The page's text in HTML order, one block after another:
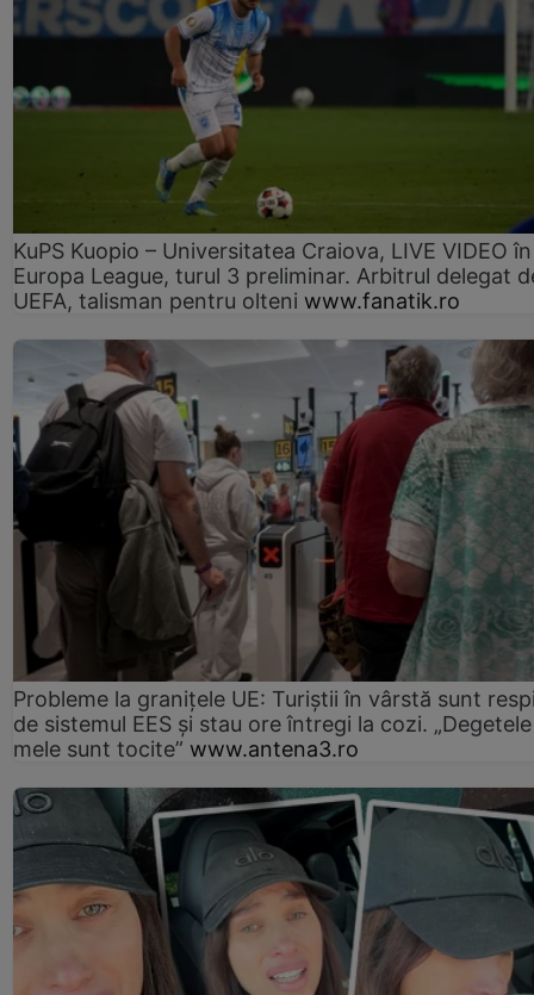
KuPS Kuopio – Universitatea Craiova, LIVE VIDEO în
Europa League, turul 3 preliminar. Arbitrul delegat
UEFA, talisman pentru olteni www.fanatik.ro
Probleme la granițele UE: Turiștii în vârstă sunt
de sistemul EES și stau ore întregi la cozi. „Degetele
mele sunt tocite” www.antena3.ro